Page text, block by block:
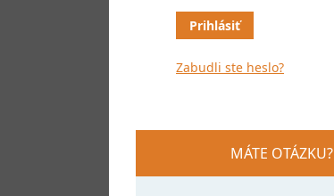
Zabudli ste heslo?
MÁTE OTÁZKU?